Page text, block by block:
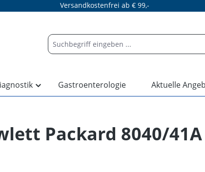
Versandkostenfrei ab € 99,-
Gastroenterologie Aktuelle
Packard 8040/41A